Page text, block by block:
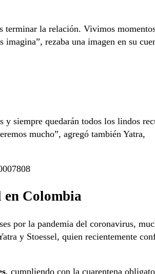
terminar la relación. Vivimos
imagina”, rezaba una imagen en su
siempre quedarán todos los lindos
mucho”, agregó también Yatra,
Colombia
por la pandemia del coronavirus,
y Stoessel, quien recientemente
, cumpliendo con la cuarentena